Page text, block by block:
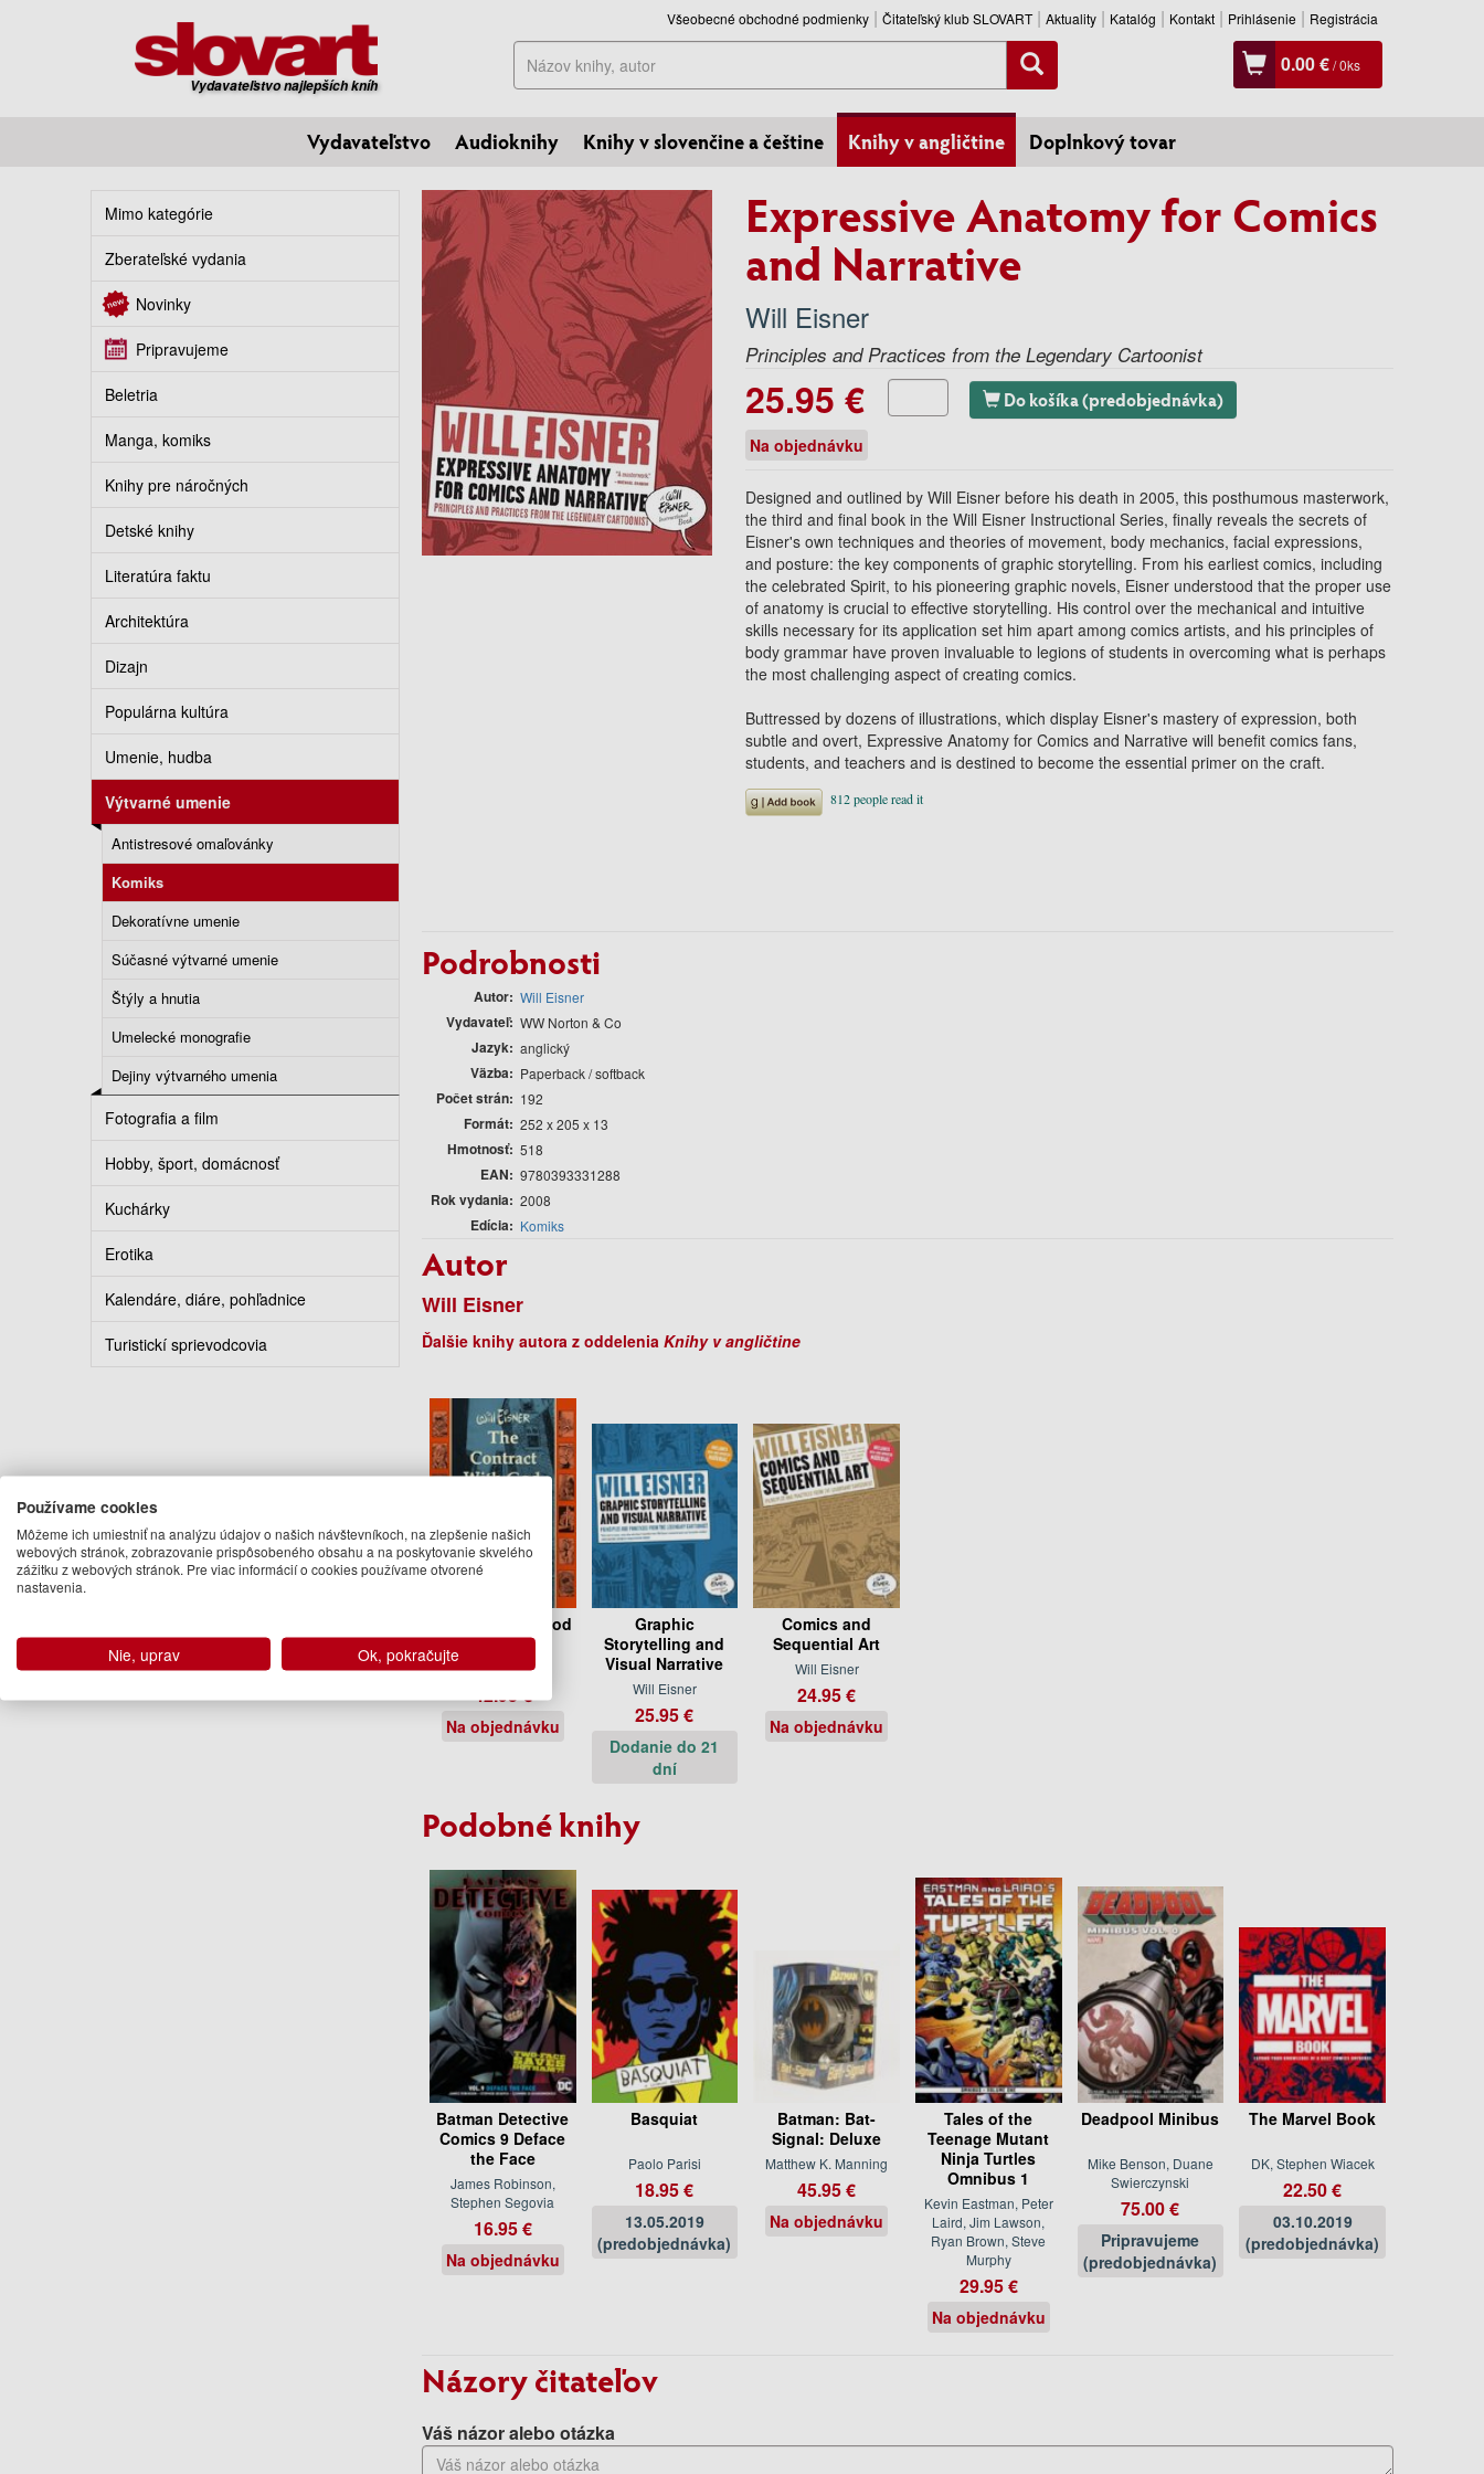
Vydavateľstvo najlepších kníh
Všeobecné obchodné podmienky Čitateľský klub SLOVART Aktuality Katalóg Kontakt Prihlásenie Registrácia
Hľadať 0.00 €/0ks
Vydavateľstvo Audioknihy Knihy v slovenčine a češtine Knihy v angličtine Doplnkový tovar
Mimo kategórie
Zberateľské vydania
Novinky
Pripravujeme
Beletria
Manga, komiks
Knihy pre náročných
Detské knihy
Literatúra faktu
Architektúra
Dizajn
Populárna kultúra
Umenie, hudba
Výtvarné umenie
Antistresové omaľovánky
Komiks
Dekoratívne umenie
Súčasné výtvarné umenie
Štýly a hnutia
Umelecké monografie
Dejiny výtvarného umenia
Fotografia a film
Hobby, šport, domácnosť
Kuchárky
Erotika
Kalendáre, diáre, pohľadnice
Turistickí sprievodcovia
Expressive Anatomy for Comics
and Narrative
Will Eisner
Principles and Practices from the Legendary Cartoonist
25.95 € Do košíka (predobjednávka)
Na objednávku
Designed and outlined by Will Eisner before his death in 2005, this posthumous masterwork,
the third and final book in the Will Eisner Instructional Series, finally reveals the secrets of
Eisner's own techniques and theories of movement, body mechanics, facial expressions,
and posture: the key components of graphic storytelling. From his earliest comics, including
the celebrated Spirit, to his pioneering graphic novels, Eisner understood that the proper use
of anatomy is crucial to effective storytelling. His control over the mechanical and intuitive
skills necessary for its application set him apart among comics artists, and his principles of
body grammar have proven invaluable to legions of students in overcoming what is perhaps
the most challenging aspect of creating comics.
Buttressed by dozens of illustrations, which display Eisner's mastery of expression, both
subtle and overt, Expressive Anatomy for Comics and Narrative will benefit comics fans,
students, and teachers and is destined to become the essential primer on the craft.
Podrobnosti
Autor Will Eisner
Vydavateľ WW Norton & Co
Jazyk anglický
Väzba Paperback / softback
Počet strán 192
Formát 252 x 205 x 13
Hmotnosť 518
EAN 9780393331288
Rok vydania 2008
Edícia Komiks
Autor
Will Eisner
Ďalšie knihy autora z oddelenia Knihy v angličtine
Contract with God
Trilogy
Will Eisner
42.95 €
Na objednávku
Graphic
Storytelling and
Visual Narrative
Will Eisner
25.95 €
Dodanie do 21
dní
Comics and
Sequential Art
Will Eisner
24.95 €
Na objednávku
Podobné knihy
Batman Detective
Comics 9 Deface
the Face
James Robinson,
Stephen Segovia
16.95 €
Na objednávku
Basquiat
Paolo Parisi
18.95 €
13.05.2019
(predobjednávka)
Batman: Bat-
Signal: Deluxe
Matthew K. Manning
45.95 €
Na objednávku
Tales of the
Teenage Mutant
Ninja Turtles
Omnibus 1
Kevin Eastman, Peter
Laird, Jim Lawson,
Ryan Brown, Steve
Murphy
29.95 €
Na objednávku
Deadpool Minibus
Mike Benson, Duane
Swierczynski
75.00 €
Pripravujeme
(predobjednávka)
The Marvel Book
DK, Stephen Wiacek
22.50 €
03.10.2019
(predobjednávka)
Názory čitateľov
Váš názor alebo otázka
Používame cookies
Môžeme ich umiestniť na analýzu údajov o našich návštevníkoch, na zlepšenie našich
webových stránok, zobrazovanie prispôsobeného obsahu a na poskytovanie skvelého
zážitku z webových stránok. Pre viac informácií o cookies používame otvorené
nastavenia.
Nie, uprav Ok, pokračujte